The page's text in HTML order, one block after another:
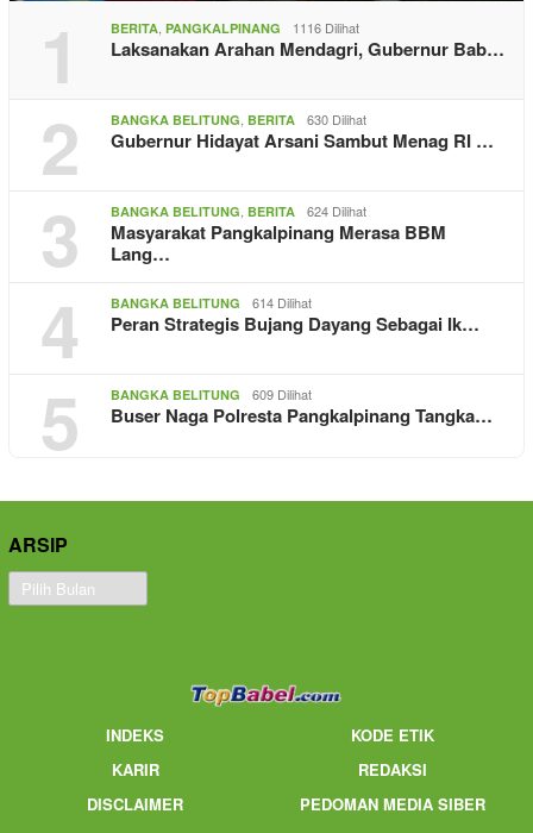
1 BERITA PANGKALPINANG 1116 Dilihat
Laksanakan Arahan Mendagri, Gubernur Bab…
2 BANGKA BELITUNG BERITA 630 Dilihat
Gubernur Hidayat Arsani Sambut Menag RI …
3 BANGKA BELITUNG BERITA 624 Dilihat
Masyarakat Pangkalpinang Merasa BBM
Lang…
4 BANGKA BELITUNG 614 Dilihat
Peran Strategis Bujang Dayang Sebagai Ik…
5 BANGKA BELITUNG 609 Dilihat
Buser Naga Polresta Pangkalpinang Tangka…
ARSIP
Arsip
INDEKS
KODE ETIK
KARIR
REDAKSI
DISCLAIMER
PEDOMAN MEDIA SIBER